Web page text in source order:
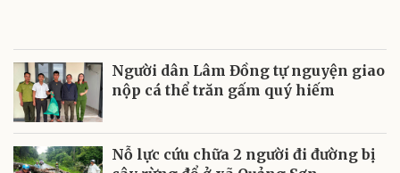
Người dân Lâm Đồng tự nguyện giao
nộp cá thể trăn gấm quý hiếm
Nỗ lực cứu chữa 2 người đi đường bị